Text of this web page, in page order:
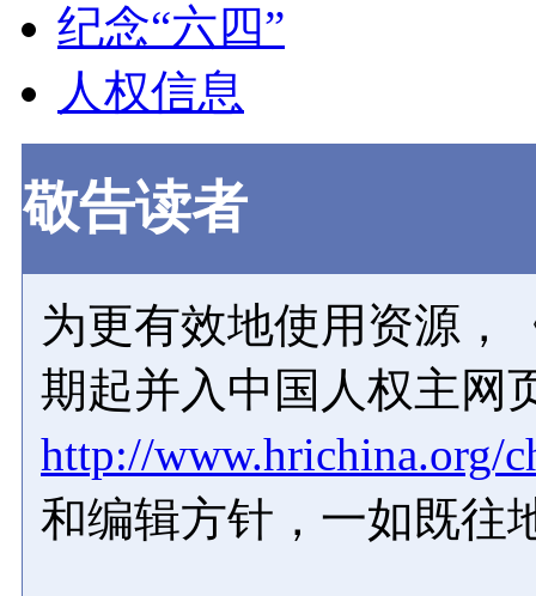
纪念“六四”
人权信息
敬告读者
为更有效地使用资源，
期起并入中国人权主网
http://www.hrichina.org/
和编辑方针，一如既往